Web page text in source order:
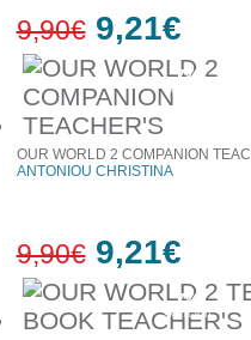
7%
έκπτωση
9,90€ 9,21€
7%
έκπτωση
OUR WORLD 2 COMPANION
ANTONIOU CHRISTINA
9,90€ 9,21€